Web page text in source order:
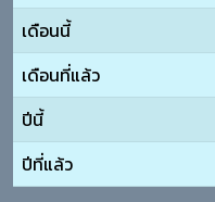
เดือนนี้
เดือนที่แล้ว
ปีนี้
ปีที่แล้ว